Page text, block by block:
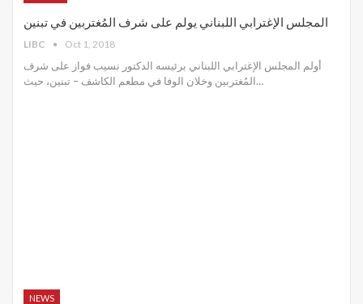
المجلس الإغترابي اللبناني يولم على شرف المُغتربين في تبنين
LIBC Oct 1, 2018
أولم المجلس الإغترابي اللبناني برئيسه الدكتور نسيب فواز على شرف
المُغتربين وخلان الوفا في مطعم الكاشف – تبنين، حيث…
NEWS